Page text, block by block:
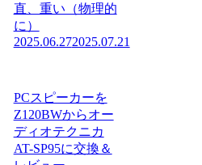
直、重い（物理的
に）
2025.06.272025.07.21
PCスピーカーを
Z120BWからオー
ディオテクニカ
AT-SP95に交換＆